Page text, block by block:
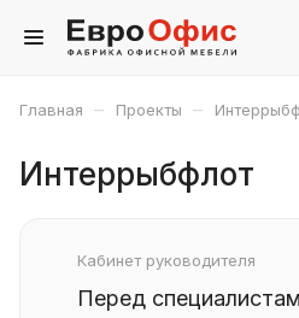
Главная – Проекты –
Интеррыбфлот
Кабинет руководителя
Перед